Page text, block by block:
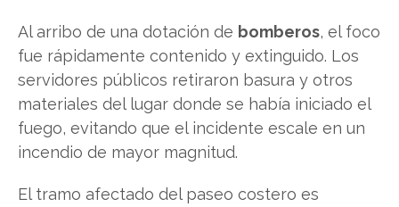
Al arribo de una dotación de bomberos, el foco
fue rápidamente contenido y extinguido. Los
servidores públicos retiraron basura y otros
materiales del lugar donde se había iniciado el
fuego, evitando que el incidente escale en un
incendio de mayor magnitud.
El tramo afectado del paseo costero es